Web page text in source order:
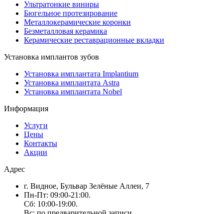
Ультратонкие виниры
Бюгельное протезирование
Металлокерамические коронки
Безметалловая керамика
Керамические реставрационные вкладки
Установка имплантов зубов
Установка имплантата Implantium
Установка имплантата Astra
Установка имплантата Nobel
Информация
Услуги
Цены
Контакты
Акции
Адрес
г. Видное, Бульвар Зелёные Аллеи, 7
Пн-Пт: 09:00-21:00.
Сб: 10:00-19:00.